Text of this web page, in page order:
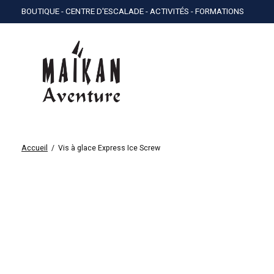
BOUTIQUE - CENTRE D'ESCALADE - ACTIVITÉS - FORMATIONS
Accueil / Vis à glace Express Ice Screw